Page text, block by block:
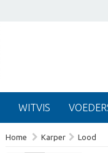
WITVIS
Home Karper Lood